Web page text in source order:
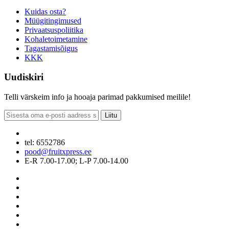
Kuidas osta?
Müügitingimused
Privaatsuspoliitika
Kohaletoimetamine
Tagastamisõigus
KKK
Uudiskiri
Telli värskeim info ja hooaja parimad pakkumised meilile!
Liitu
tel: 6552786
pood@fruitxpress.ee
E-R 7.00-17.00; L-P 7.00-14.00